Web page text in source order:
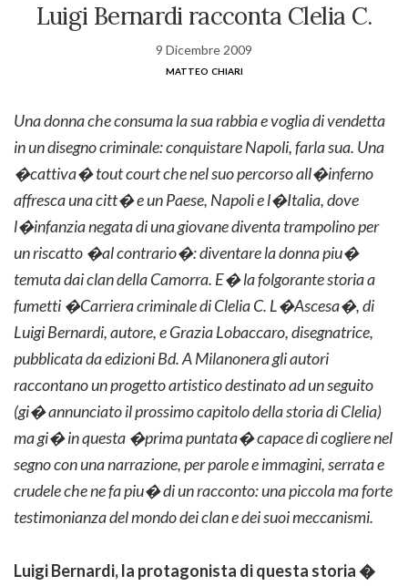
Luigi Bernardi racconta Clelia C.
9 Dicembre 2009
matteo chiari
Una donna che consuma la sua rabbia e voglia di vendetta
in un disegno criminale: conquistare Napoli, farla sua. Una
�cattiva� tout court che nel suo percorso all�inferno
affresca una citt� e un Paese, Napoli e l�Italia, dove
l�infanzia negata di una giovane diventa trampolino per
un riscatto �al contrario�: diventare la donna piu�
temuta dai clan della Camorra. E� la folgorante storia a
fumetti �Carriera criminale di Clelia C. L�Ascesa�, di
Luigi Bernardi, autore, e Grazia Lobaccaro, disegnatrice,
pubblicata da edizioni Bd. A Milanonera gli autori
raccontano un progetto artistico destinato ad un seguito
(gi� annunciato il prossimo capitolo della storia di Clelia)
ma gi� in questa �prima puntata� capace di cogliere nel
segno con una narrazione, per parole e immagini, serrata e
crudele che ne fa piu� di un racconto: una piccola ma forte
testimonianza del mondo dei clan e dei suoi meccanismi.
Luigi Bernardi, la protagonista di questa storia �